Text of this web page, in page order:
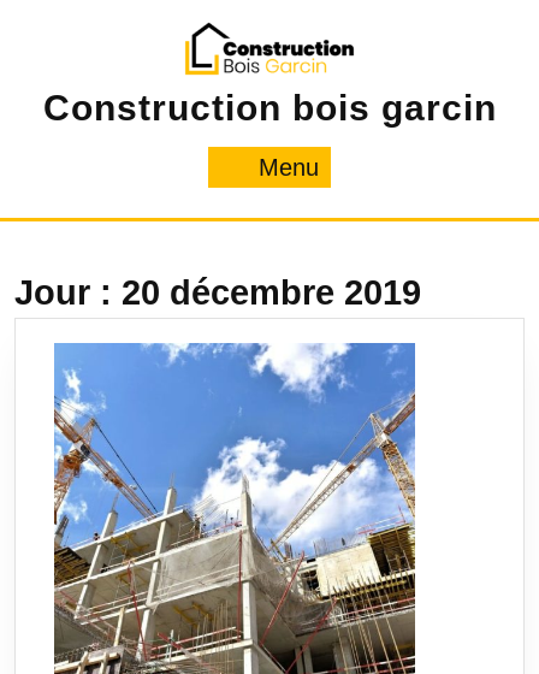
Construction bois garcin
Menu
Jour : 20 décembre 2019